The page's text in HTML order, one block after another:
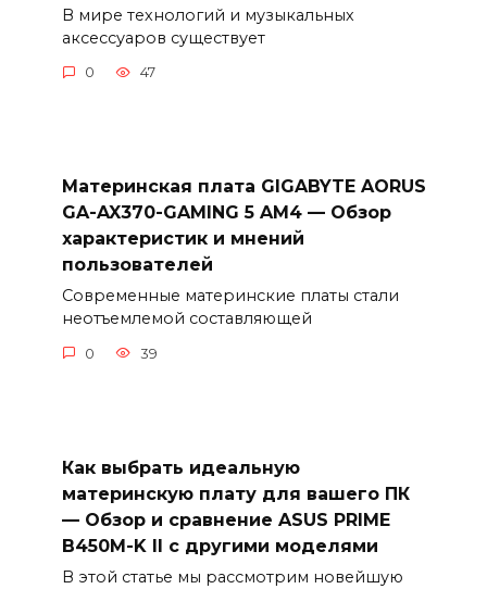
В мире технологий и музыкальных
аксессуаров существует
0 47
Материнская плата GIGABYTE AORUS
GA-AX370-GAMING 5 AM4 — Обзор
характеристик и мнений
пользователей
Современные материнские платы стали
неотъемлемой составляющей
0 39
Как выбрать идеальную
материнскую плату для вашего ПК
— Обзор и сравнение ASUS PRIME
B450M-K II с другими моделями
В этой статье мы рассмотрим новейшую